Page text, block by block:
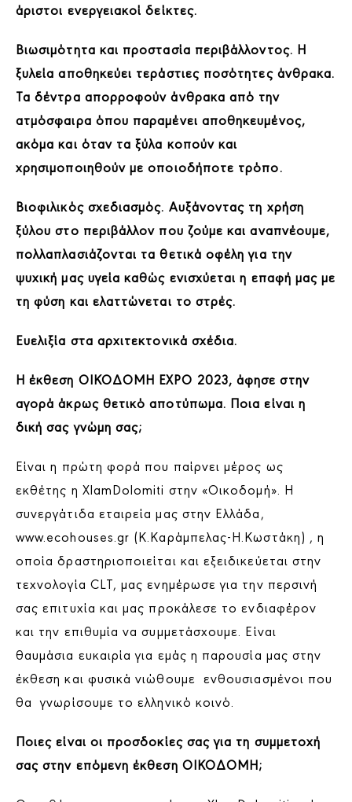
άριστοι ενεργειακοί δείκτες.
Βιωσιμότητα και προστασία περιβάλλοντος. Η
ξυλεία αποθηκεύει τεράστιες ποσότητες άνθρακα.
Τα δέντρα απορροφούν άνθρακα από την
ατμόσφαιρα όπου παραμένει αποθηκευμένος,
ακόμα και όταν τα ξύλα κοπούν και
χρησιμοποιηθούν με οποιοδήποτε τρόπο.
Βιοφιλικός σχεδιασμός. Αυξάνοντας τη χρήση
ξύλου στο περιβάλλον που ζούμε και αναπνέουμε,
πολλαπλασιάζονται τα θετικά οφέλη για την
ψυχική μας υγεία καθώς ενισχύεται η επαφή μας με
τη φύση και ελαττώνεται το στρές.
Ευελιξία στα αρχιτεκτονικά σχέδια.
Η έκθεση ΟΙΚΟΔΟΜΗ EXPO 2023, άφησε στην
αγορά άκρως θετικό αποτύπωμα. Ποια είναι η
δική σας γνώμη σας;
Είναι η πρώτη φορά που παίρνει μέρος ως
εκθέτης η XlamDolomiti στην «Οικοδομή». Η
συνεργάτιδα εταιρεία μας στην Ελλάδα,
www.ecohouses.gr (Κ.Καράμπελας-Η.Κωστάκη) , η
οποία δραστηριοποιείται και εξειδικεύεται στην
τεχνολογία CLT, μας ενημέρωσε για την περσινή
σας επιτυχία και μας προκάλεσε το ενδιαφέρον
και την επιθυμία να συμμετάσχουμε. Είναι
θαυμάσια ευκαιρία για εμάς η παρουσία μας στην
έκθεση και φυσικά νιώθουμε ενθουσιασμένοι που
θα γνωρίσουμε το ελληνικό κοινό.
Ποιες είναι οι προσδοκίες σας για τη συμμετοχή
σας στην επόμενη έκθεση ΟΙΚΟΔΟΜΗ;